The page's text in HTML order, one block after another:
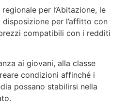
per l’Abitazione, le
disposizione per l’affitto con
compatibili con i redditi
ai giovani, alla classe
condizioni affinché i
possano stabilirsi nella